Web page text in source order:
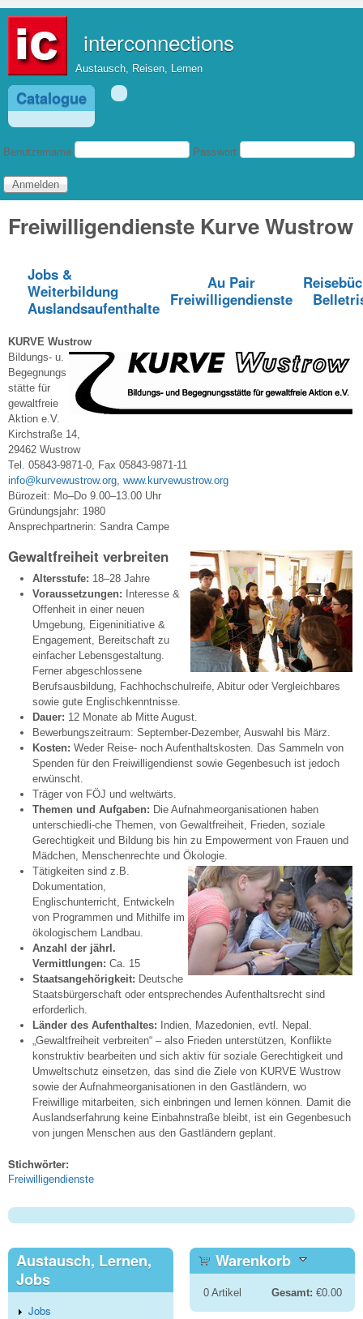
interconnections
Austausch, Reisen, Lernen
Catalogue
Benutzeranmeldung
Benutzername Passwort
Freiwilligendienste Kurve Wustrow
Jobs &
Weiterbildung
Auslandsaufenthalte
Au Pair
Freiwilligendienste
KURVE Wustrow
Bildungs- u.
Begegnungs
stätte für
gewaltfreie
Aktion e.V.
Kirchstraße 14,
29462 Wustrow
Tel. 05843-9871-0, Fax 05843-9871-11
info@kurvewustrow.org www.kurvewustrow.org
Bürozeit: Mo–Do 9.00–13.00 Uhr
Gründungsjahr: 1980
Ansprechpartnerin: Sandra Campe
Gewaltfreiheit verbreiten
Altersstufe: 18–28 Jahre
Voraussetzungen: Interesse &
Offenheit in einer neuen
Umgebung, Eigeninitiative &
Engagement, Bereitschaft zu
einfacher Lebensgestaltung.
Ferner abgeschlossene
Berufsausbildung, Fachhochschulreife, Abitur oder Vergleichbares
sowie gute Englischkenntnisse.
Dauer: 12 Monate ab Mitte August.
Bewerbungszeitraum: September-Dezember, Auswahl bis März.
Kosten: Weder Reise- noch Aufenthaltskosten. Das Sammeln von
Spenden für den Freiwilligendienst sowie Gegenbesuch ist jedoch
erwünscht.
Träger von FÖJ und weltwärts.
Themen und Aufgaben: Die Aufnahmeorganisationen haben
unterschiedli-che Themen, von Gewaltfreiheit, Frieden, soziale
Gerechtigkeit und Bildung bis hin zu Empowerment von Frauen und
Mädchen, Menschenrechte und Ökologie.
Tätigkeiten sind z.B.
Dokumentation,
Englischunterricht, Entwickeln
von Programmen und Mithilfe im
ökologischem Landbau.
Anzahl der jährl.
Vermittlungen: Ca. 15
Staatsangehörigkeit: Deutsche
Staatsbürgerschaft oder entsprechendes Aufenthaltsrecht sind
erforderlich.
Länder des Aufenthaltes: Indien, Mazedonien, evtl. Nepal.
„Gewaltfreiheit verbreiten“ – also Frieden unterstützen, Konflikte
konstruktiv bearbeiten und sich aktiv für soziale Gerechtigkeit und
Umweltschutz einsetzen, das sind die Ziele von KURVE Wustrow
sowie der Aufnahmeorganisationen in den Gastländern, wo
Freiwillige mitarbeiten, sich einbringen und lernen können. Damit die
Auslandserfahrung keine Einbahnstraße bleibt, ist ein Gegenbesuch
von jungen Menschen aus den Gastländern geplant.
Stichwörter:
Freiwilligendienste
Austausch, Lernen,
Jobs
Jobs
Warenkorb
0Artikel Gesamt: €0.00